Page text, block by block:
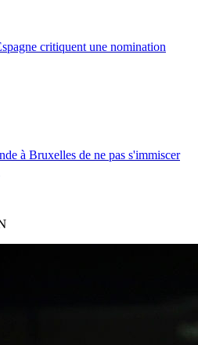
critiquent une nomination
à Bruxelles de ne pas s'immiscer